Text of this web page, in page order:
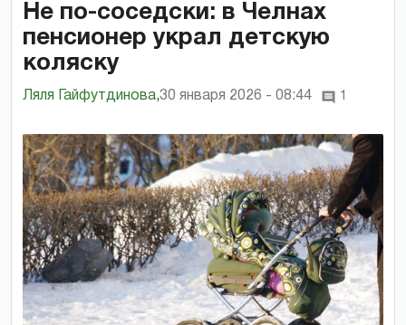
Не по-соседски: в Челнах
пенсионер украл детскую
коляску
Ляля Гайфутдинова,30 января 2026 - 08:44 1